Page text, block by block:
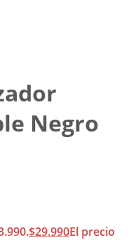
Negro
$29.990El precio